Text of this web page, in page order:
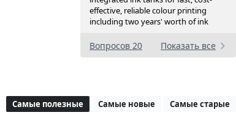
effective, reliable colour printing
including two years' worth of ink
Вопросов 20 Показать все
Самые полезные Самые новые Самые старые